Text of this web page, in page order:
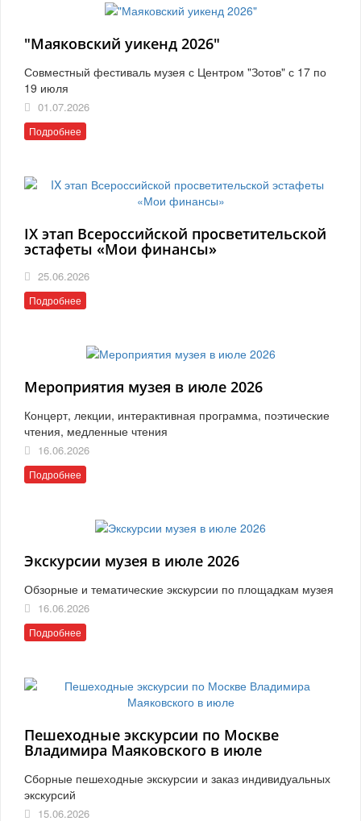
"Маяковский уикенд 2026"
Совместный фестиваль музея с Центром "Зотов" с 17 по
19 июля
01.07.2026
Подробнее
IX этап Всероссийской просветительской
эстафеты «Мои финансы»
25.06.2026
Подробнее
Мероприятия музея в июле 2026
Концерт, лекции, интерактивная программа, поэтические
чтения, медленные чтения
16.06.2026
Подробнее
Экскурсии музея в июле 2026
Обзорные и тематические экскурсии по площадкам музея
16.06.2026
Подробнее
Пешеходные экскурсии по Москве
Владимира Маяковского в июле
Сборные пешеходные экскурсии и заказ индивидуальных
экскурсий
15.06.2026